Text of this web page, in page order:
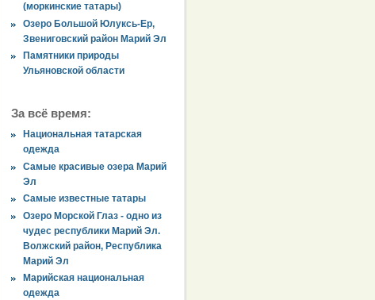
(моркинские татары)
Озеро Большой Юлуксь-Ер,
Звениговский район Марий Эл
Памятники природы
Ульяновской области
За всё время:
Национальная татарская
одежда
Самые красивые озера Марий
Эл
Самые известные татары
Озеро Морской Глаз - одно из
чудес республики Марий Эл.
Волжский район, Республика
Марий Эл
Марийская национальная
одежда